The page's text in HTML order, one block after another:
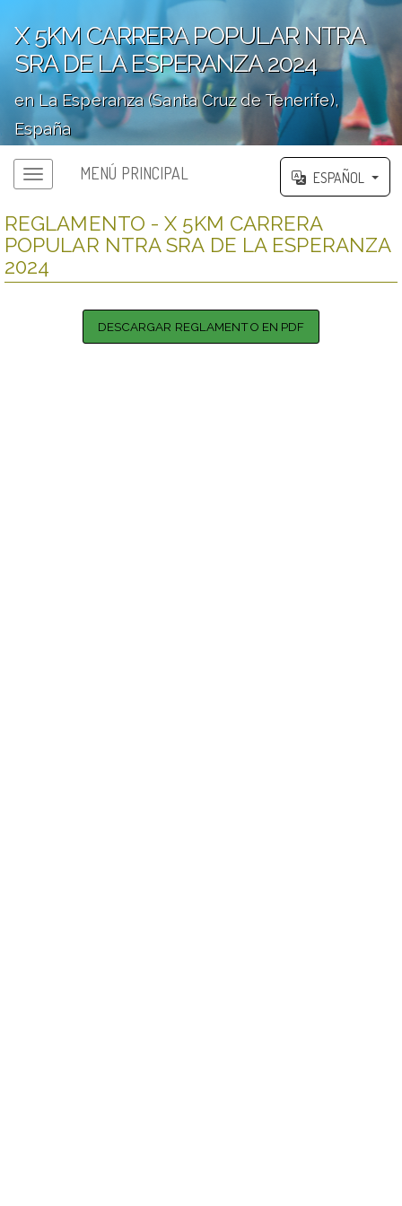
X 5KM CARRERA POPULAR NTRA
SRA DE LA ESPERANZA 2024
en La Esperanza (Santa Cruz de Tenerife),
España
MENÚ PRINCIPAL ESPAÑOL
REGLAMENTO - X 5KM CARRERA
POPULAR NTRA SRA DE LA ESPERANZA
2024
DESCARGAR REGLAMENTO EN PDF